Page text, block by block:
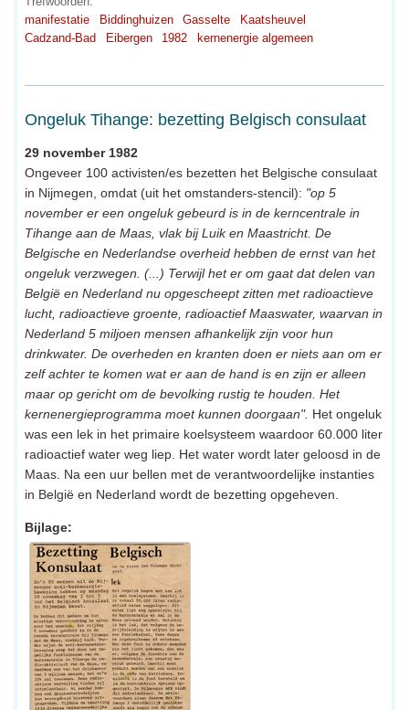
manifestatie
Biddinghuizen Gasselte
Kaatsheuvel
Cadzand-Bad
Eibergen 1982 kernenergie algemeen
Ongeluk Tihange: bezetting Belgisch consulaat
29 november 1982
Ongeveer 100 activisten/es bezetten het Belgische consulaat
in Nijmegen, omdat (uit het omstanders-stencil): "op 5
november er een ongeluk gebeurd is in de kerncentrale in
Tihange aan de Maas, vlak bij Luik en Maastricht. De
Belgische en Nederlandse overheid hebben de ernst van het
ongeluk verzwegen. (...) Terwijl het er om gaat dat delen van
België en Nederland nu opgescheept zitten met radioactieve
lucht, radioactieve groente, radioactief Maaswater, waarvan in
Nederland 5 miljoen mensen afhankelijk zijn voor hun
drinkwater. De overheden en kranten doen er niets aan om er
zelf achter te komen wat er aan de hand is en zijn er alleen
maar op gericht om de bevolking rustig te houden. Het
kernenergieprogramma moet kunnen doorgaan". Het ongeluk
was een lek in het primaire koelsysteem waardoor 60.000 liter
radioactief water weg liep. Het water wordt later geloosd in de
Maas. Na een uur bellen met de verantwoordelijke instanties
in België en Nederland wordt de bezetting opgeheven.
Bijlage: